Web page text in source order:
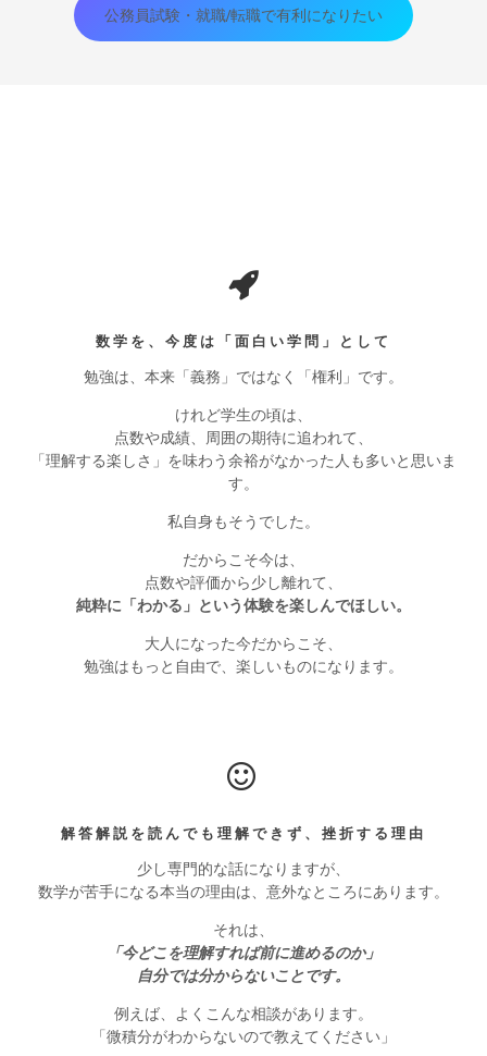
公務員試験・就職/転職で有利になりたい
数学を、今度は「面白い学問」として
勉強は、本来「義務」ではなく「権利」です。
けれど学生の頃は、
点数や成績、周囲の期待に追われて、
「理解する楽しさ」を味わう余裕がなかった人も多いと思いま
す。
私自身もそうでした。
だからこそ今は、
点数や評価から少し離れて、
純粋に「わかる」という体験を楽しんでほしい。
大人になった今だからこそ、
勉強はもっと自由で、楽しいものになります。
解答解説を読んでも理解できず、挫折する理由
少し専門的な話になりますが、
数学が苦手になる本当の理由は、意外なところにあります。
それは、
「今どこを理解すれば前に進めるのか」
自分では分からないことです。
例えば、よくこんな相談があります。
「微積分がわからないので教えてください」